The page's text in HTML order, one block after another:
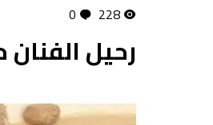
228
0
رحيل